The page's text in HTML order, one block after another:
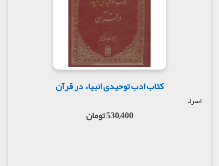
کتاب ادب توحیدی انبیاء در قرآن
اسراء
530,400 تومان